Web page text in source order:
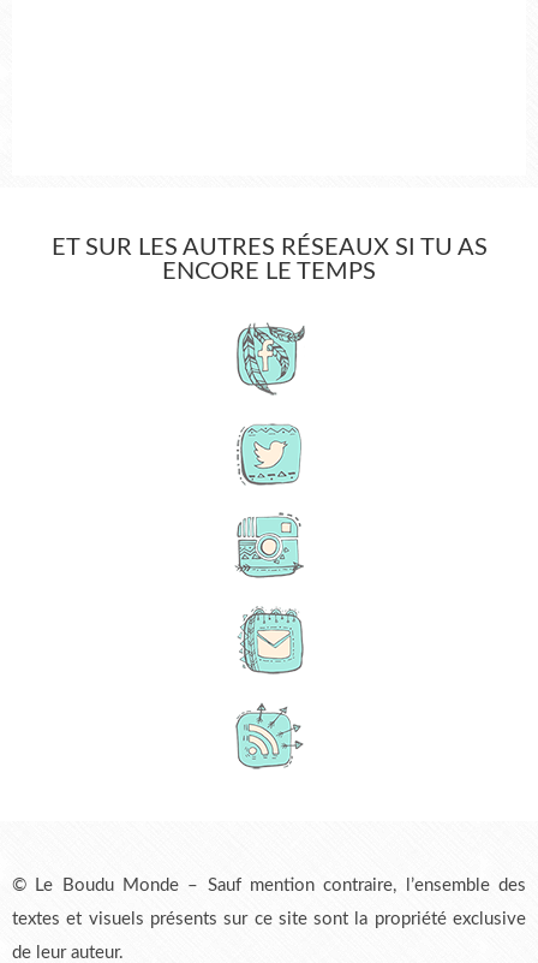
ET SUR LES AUTRES RÉSEAUX SI TU AS
ENCORE LE TEMPS
© Le Boudu Monde – Sauf mention contraire, l’ensemble des
textes et visuels présents sur ce site sont la propriété exclusive
de leur auteur.